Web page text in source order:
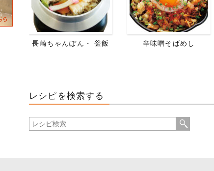
長崎ちゃんぽん・ 釡飯 辛味噌そばめし
レシピを検索する